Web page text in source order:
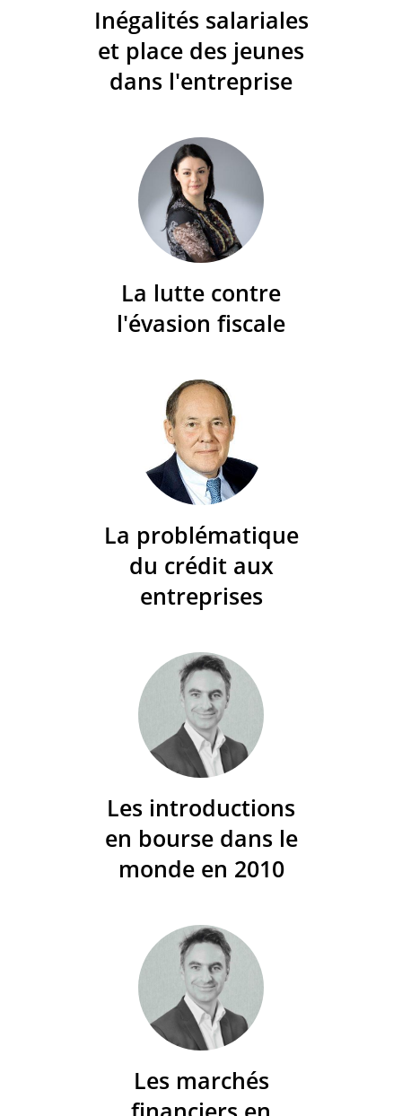
Inégalités salariales
et place des jeunes
dans l'entreprise
La lutte contre
l'évasion fiscale
La problématique
du crédit aux
entreprises
Les introductions
en bourse dans le
monde en 2010
Les marchés